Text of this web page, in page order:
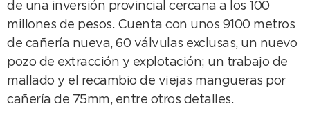
de una inversión provincial cercana a los 100
millones de pesos. Cuenta con unos 9100 metros
de cañería nueva, 60 válvulas exclusas, un nuevo
pozo de extracción y explotación; un trabajo de
mallado y el recambio de viejas mangueras por
cañería de 75mm, entre otros detalles.